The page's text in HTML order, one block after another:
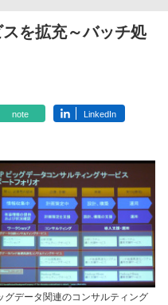
を拡充～バッチ処
note LinkedIn
グデータ関連のコンサルティング